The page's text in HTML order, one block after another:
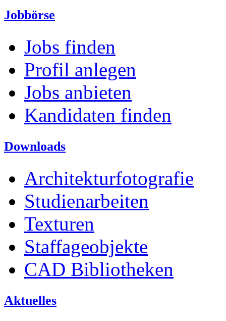
Jobbörse
Jobs finden
Profil anlegen
Jobs anbieten
Kandidaten finden
Downloads
Architekturfotografie
Studienarbeiten
Texturen
Staffageobjekte
CAD Bibliotheken
Aktuelles